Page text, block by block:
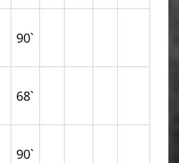
90`
68`
90`